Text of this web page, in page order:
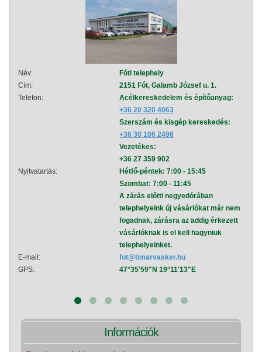
Név:
Fóti telephely
Cím:
2151 Fót, Galamb József u. 1.
Telefon:
Acélkereskedelem és építőanyag:
+36 20 320 4063
Szerszám és kisgép kereskedés:
+36 30 106 2496
Vezetékes:
+36 27 359 902
Nyitvatartás:
Hétfő-péntek: 7:00 - 15:45
Szombat: 7:00 - 11:45
A zárás előtti negyedórában
telephelyeink új vásárlókat már nem
fogadnak, zárásra az addig érkezett
vásárlóknak is el kell hagyniuk
telephelyeinket.
E-mail:
fot@timarvasker.hu
GPS:
47°35'59"N 19°11'13"E
Információk